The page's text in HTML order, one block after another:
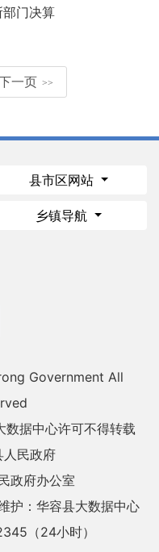
门决算
一页 >>
县市区网站
乡镇导航
Government All
数据中心许可不得转载
人民政府
政府办公室
护：华容县大数据中心
（24小时）